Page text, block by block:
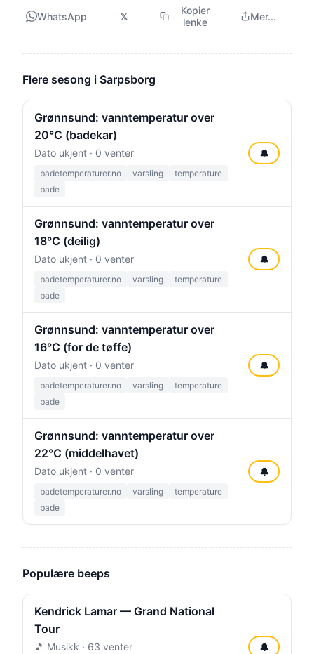
WhatsApp 𝕏
Kopier
lenke
Mer...
Flere sesong i Sarpsborg
Grønnsund: vanntemperatur over
20°C (badekar)
Dato ukjent · 0 venter
badetemperaturer.no varsling
temperature
bade
🔔
Grønnsund: vanntemperatur over
18°C (deilig)
Dato ukjent · 0 venter
badetemperaturer.no varsling
temperature
bade
🔔
Grønnsund: vanntemperatur over
16°C (for de tøffe)
Dato ukjent · 0 venter
badetemperaturer.no varsling
temperature
bade
🔔
Grønnsund: vanntemperatur over
22°C (middelhavet)
Dato ukjent · 0 venter
badetemperaturer.no varsling
temperature
bade
🔔
Populære beeps
Kendrick Lamar — Grand National
Tour
🎵 Musikk · 63 venter 🔔